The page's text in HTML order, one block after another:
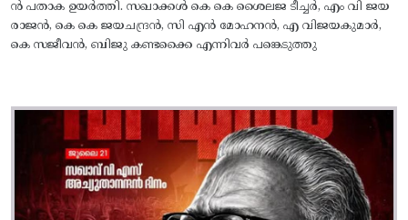
ൻ പതാക ഉയർത്തി. സഖാക്കൾ കെ കെ ശൈലജ ടീച്ചർ, എം വി ജയ
രാജൻ, കെ കെ ജയചന്ദ്രൻ, സി എൻ മോഹനൻ, എ വിജയകുമാർ,
കെ സജീവൻ, ബിജു കണ്ടക്കൈ എന്നിവർ പങ്കെടുത്തു